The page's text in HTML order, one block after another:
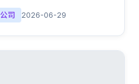
司 2026-06-29